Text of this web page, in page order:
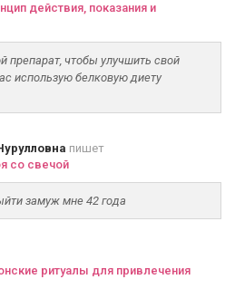
действия, показания и
препарат, чтобы улучшить свой
использую белковую диету
пишет
со свечой
замуж мне 42 года
ритуалы для привлечения